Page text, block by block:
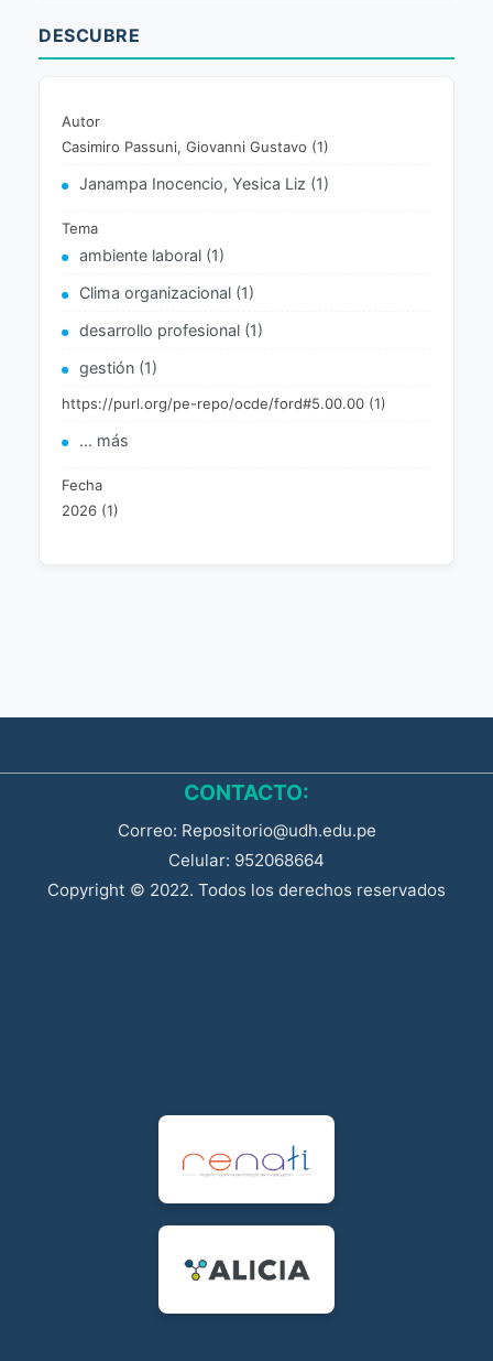
DESCUBRE
Autor
Casimiro Passuni, Giovanni Gustavo (1)
Janampa Inocencio, Yesica Liz (1)
Tema
ambiente laboral (1)
Clima organizacional (1)
desarrollo profesional (1)
gestión (1)
https://purl.org/pe-repo/ocde/ford#5.00.00 (1)
... más
Fecha
2026 (1)
CONTACTO:
Correo: Repositorio@udh.edu.pe
Celular: 952068664
Copyright © 2022. Todos los derechos reservados